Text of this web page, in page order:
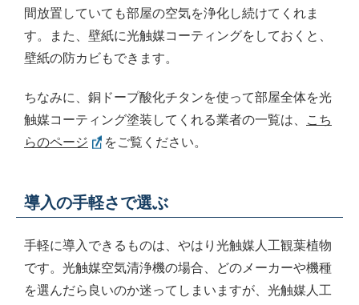
間放置していても部屋の空気を浄化し続けてくれま
す。また、壁紙に光触媒コーティングをしておくと、
壁紙の防カビもできます。
ちなみに、銅ドープ酸化チタンを使って部屋全体を光
触媒コーティング塗装してくれる業者の一覧は、
こち
らのページ
をご覧ください。
導入の手軽さで選ぶ
手軽に導入できるものは、やはり光触媒人工観葉植物
です。光触媒空気清浄機の場合、どのメーカーや機種
を選んだら良いのか迷ってしまいますが、光触媒人工